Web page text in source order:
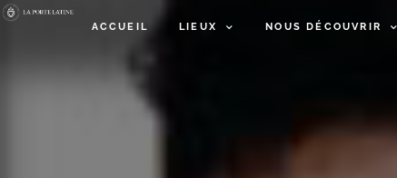
ACCUEIL LIEUX NOUS DÉCOUVRIR